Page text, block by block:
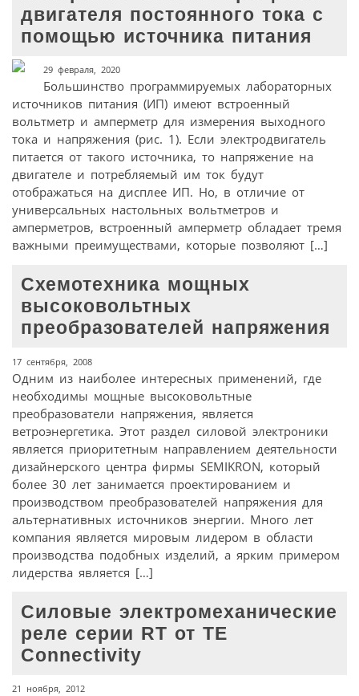
двигателя постоянного тока с
помощью источника питания
29 февраля, 2020
Большинство программируемых лабораторных
источников питания (ИП) имеют встроенный
вольтметр и амперметр для измерения выходного
тока и напряжения (рис. 1). Если электродвигатель
питается от такого источника, то напряжение на
двигателе и потребляемый им ток будут
отображаться на дисплее ИП. Но, в отличие от
универсальных настольных вольтметров и
амперметров, встроенный амперметр обладает тремя
важными преимуществами, которые позволяют […]
Схемотехника мощных
высоковольтных
преобразователей напряжения
17 сентября, 2008
Одним из наиболее интересных применений, где
необходимы мощные высоковольтные
преобразователи напряжения, является
ветроэнергетика. Этот раздел силовой электроники
является приоритетным направлением деятельности
дизайнерского центра фирмы SEMIKRON, который
более 30 лет занимается проектированием и
производством преобразователей напряжения для
альтернативных источников энергии. Много лет
компания является мировым лидером в области
производства подобных изделий, а ярким примером
лидерства является […]
Силовые электромеханические
реле серии RT от TE
Connectivity
21 ноября, 2012